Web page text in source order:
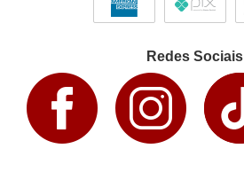
Redes Sociais